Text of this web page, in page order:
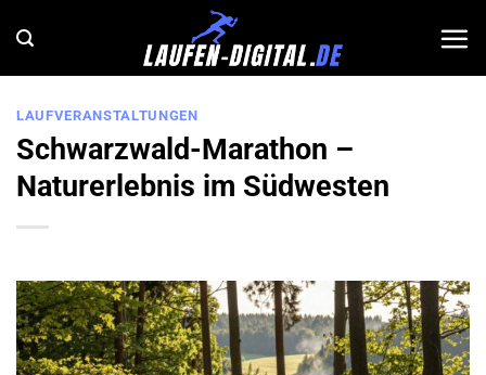
Inhalt
springen
LAUFVERANSTALTUNGEN
Schwarzwald-Marathon –
Naturerlebnis im Südwesten